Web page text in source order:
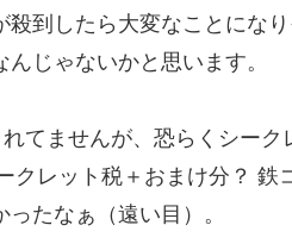
到したら大変なことにな
じゃないかと思います。
てませんが、恐らくシー
クレット税＋おまけ分？ 鉄
たなぁ（遠い目）。